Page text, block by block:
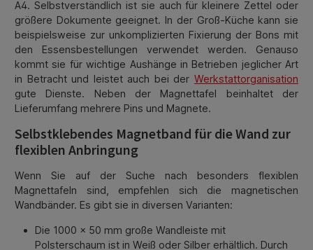
A4. Selbstverständlich ist sie auch für kleinere Zettel oder
größere Dokumente geeignet. In der Groß-Küche kann sie
beispielsweise zur unkomplizierten Fixierung der Bons mit
den Essensbestellungen verwendet werden. Genauso
kommt sie für wichtige Aushänge in Betrieben jeglicher Art
in Betracht und leistet auch bei der Werkstattorganisation
gute Dienste. Neben der Magnettafel beinhaltet der
Lieferumfang mehrere Pins und Magnete.
Selbstklebendes Magnetband für die Wand zur
flexiblen Anbringung
Wenn Sie auf der Suche nach besonders flexiblen
Magnettafeln sind, empfehlen sich die magnetischen
Wandbänder. Es gibt sie in diversen Varianten:
Die 1000 x 50 mm große Wandleiste mit
Polsterschaum ist in Weiß oder Silber erhältlich. Durch